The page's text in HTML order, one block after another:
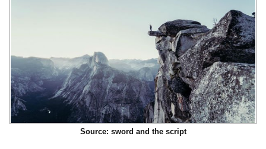
Source: sword and the script